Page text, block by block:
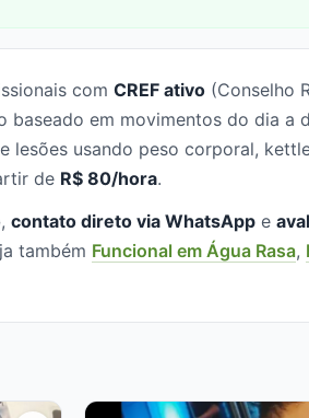
com CREF ativo (Conselho
baseado em movimentos do dia a
lesões usando peso corporal,
de R$ 80/hora.
, contato direto via WhatsApp e
também Funcional em Água Rasa,